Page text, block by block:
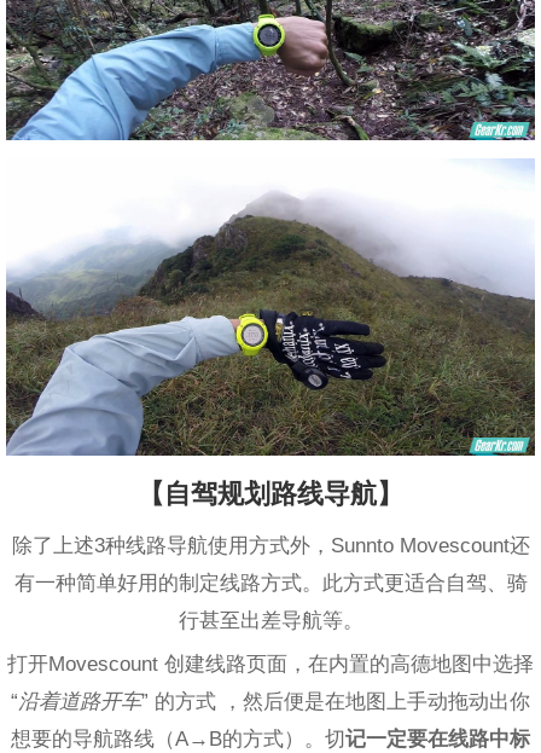
【自驾规划路线导航】
除了上述3种线路导航使用方式外，Sunnto Movescount还
有一种简单好用的制定线路方式。此方式更适合自驾、骑
行甚至出差导航等。
打开Movescount 创建线路页面，在内置的高德地图中选择
“沿着道路开车” 的方式 ，然后便是在地图上手动拖动出你
想要的导航路线（A→B的方式）。切记一定要在线路中标